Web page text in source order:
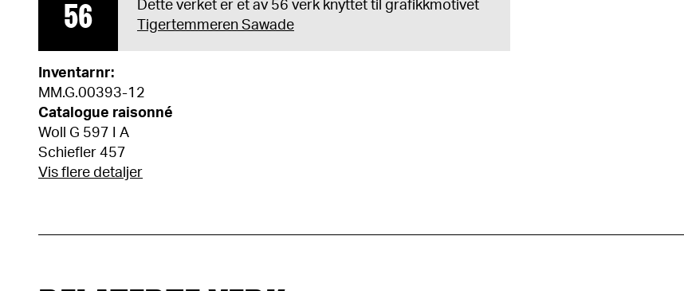
56
Dette verket er et av 56 verk knyttet til grafikkmotivet
Tigertemmeren Sawade
Inventarnr:
MM.G.00393-12
Catalogue raisonné
Woll G 597 I A
Schiefler 457
Vis flere detaljer